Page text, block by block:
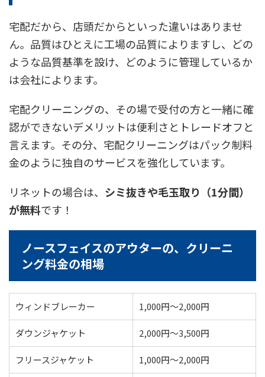
宅配だから、店頭だからといった違いはありませ
ん。品質はひとえに工場の品質によりますし、どの
ような品質基準を設け、どのように管理しているか
は会社によります。
宅配クリーニングの、その場で受付の方と一緒に確
認ができないデメリットは便利さとトレードオフと
言えます。その分、宅配クリーニングはパック制料
金のように独自のサービスを強化しています。
リネットの場合は、 シミ抜きや毛玉取り（1分間）
が無料です！
ノースフェイスのアウターの、クリーニ
ング料金の相場
ウィンドブレーカー 1,000円〜2,000円
ダウンジャケット 2,000円〜3,500円
フリースジャケット 1,000円〜2,000円